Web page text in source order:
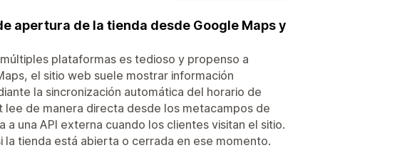
apertura de la tienda desde Google Maps y
plataformas es tedioso y propenso a
el sitio web suele mostrar información
la sincronización automática del horario de
de manera directa desde los metacampos de
una API externa cuando los clientes visitan el sitio.
la tienda está abierta o cerrada en ese momento.